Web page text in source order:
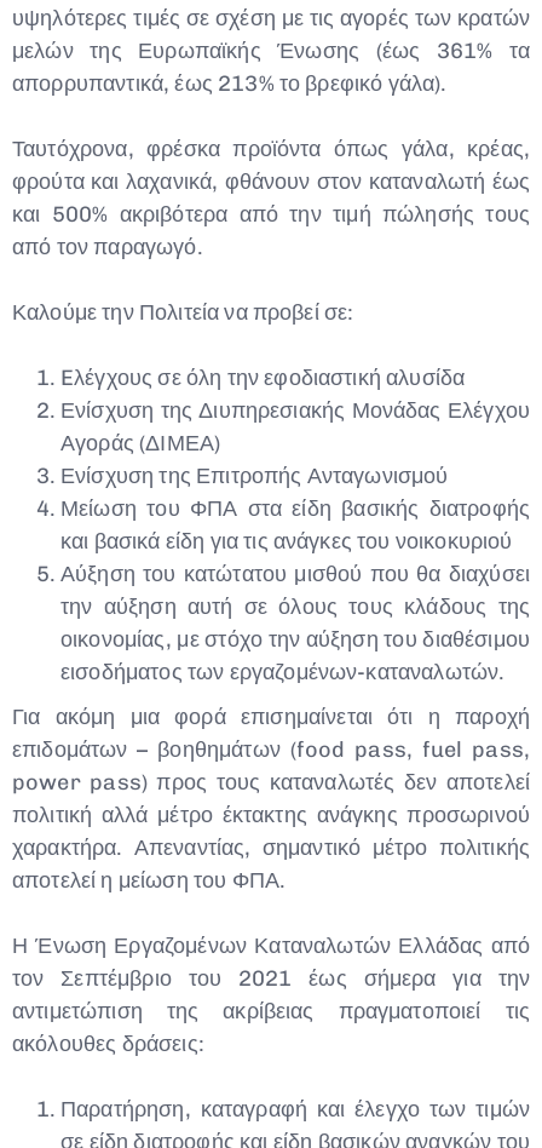
υψηλότερες τιμές σε σχέση με τις αγορές των κρατών
μελών της Ευρωπαϊκής Ένωσης (έως 361% τα
απορρυπαντικά, έως 213% το βρεφικό γάλα).
Ταυτόχρονα, φρέσκα προϊόντα όπως γάλα, κρέας,
φρούτα και λαχανικά, φθάνουν στον καταναλωτή έως
και 500% ακριβότερα από την τιμή πώλησής τους
από τον παραγωγό.
Καλούμε την Πολιτεία να προβεί σε:
Eλέγχους σε όλη την εφοδιαστική αλυσίδα
Ενίσχυση της Διυπηρεσιακής Μονάδας Ελέγχου
Αγοράς (ΔΙΜΕΑ)
Ενίσχυση της Επιτροπής Ανταγωνισμού
Μείωση του ΦΠΑ στα είδη βασικής διατροφής
και βασικά είδη για τις ανάγκες του νοικοκυριού
Αύξηση του κατώτατου μισθού που θα διαχύσει
την αύξηση αυτή σε όλους τους κλάδους της
οικονομίας, με στόχο την αύξηση του διαθέσιμου
εισοδήματος των εργαζομένων-καταναλωτών.
Για ακόμη μια φορά επισημαίνεται ότι η παροχή
επιδομάτων – βοηθημάτων (food pass, fuel pass,
power pass) προς τους καταναλωτές δεν αποτελεί
πολιτική αλλά μέτρο έκτακτης ανάγκης προσωρινού
χαρακτήρα. Απεναντίας, σημαντικό μέτρο πολιτικής
αποτελεί η μείωση του ΦΠΑ.
Η Ένωση Εργαζομένων Καταναλωτών Ελλάδας από
τον Σεπτέμβριο του 2021 έως σήμερα για την
αντιμετώπιση της ακρίβειας πραγματοποιεί τις
ακόλουθες δράσεις:
Παρατήρηση, καταγραφή και έλεγχο των τιμών
σε είδη διατροφής και είδη βασικών αναγκών του